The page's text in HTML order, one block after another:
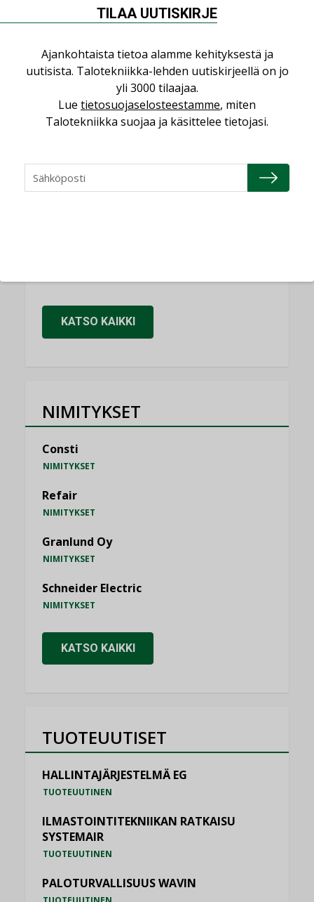
Puheista tekoihin – uusin teknologia
Sähköistäminen säästää euroja
Yli miljoona kotia on vailla toimivaa
Miten varmistetaan EPD-dokumenteista
KATSO KAIKKI
NIMITYKSET
Consti
NIMITYKSET
Refair
NIMITYKSET
Granlund Oy
NIMITYKSET
Schneider Electric
NIMITYKSET
KATSO KAIKKI
TUOTEUUTISET
HALLINTAJÄRJESTELMÄ EG
TUOTEUUTINEN
ILMASTOINTITEKNIIKAN RATKAISU
SYSTEMAIR
TUOTEUUTINEN
PALOTURVALLISUUS WAVIN
TILAA UUTISKIRJE
Ajankohtaista tietoa alamme kehityksestä ja
uutisista. Talotekniikka-lehden uutiskirjeellä on jo
yli 3000 tilaajaa.
Lue tietosuojaselosteestamme, miten
Talotekniikka suojaa ja käsittelee tietojasi.